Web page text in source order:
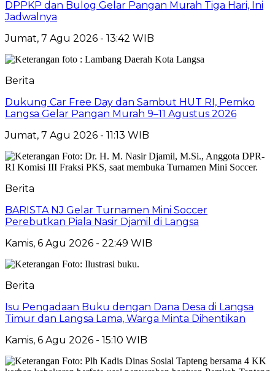
DPPKP dan Bulog Gelar Pangan Murah Tiga Hari, Ini
Jadwalnya
Jumat, 7 Agu 2026 - 13:42 WIB
Berita
Dukung Car Free Day dan Sambut HUT RI, Pemko
Langsa Gelar Pangan Murah 9–11 Agustus 2026
Jumat, 7 Agu 2026 - 11:13 WIB
Berita
BARISTA NJ Gelar Turnamen Mini Soccer
Perebutkan Piala Nasir Djamil di Langsa
Kamis, 6 Agu 2026 - 22:49 WIB
Berita
Isu Pengadaan Buku dengan Dana Desa di Langsa
Timur dan Langsa Lama, Warga Minta Dihentikan
Kamis, 6 Agu 2026 - 15:10 WIB